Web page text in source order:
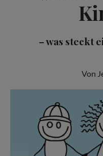
– was steckt
Von